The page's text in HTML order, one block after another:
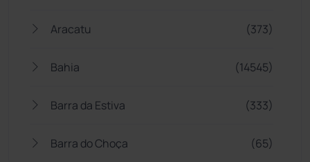
Aracatu (373)
Bahia (14545)
Barra da Estiva (333)
Barra do Choça (65)